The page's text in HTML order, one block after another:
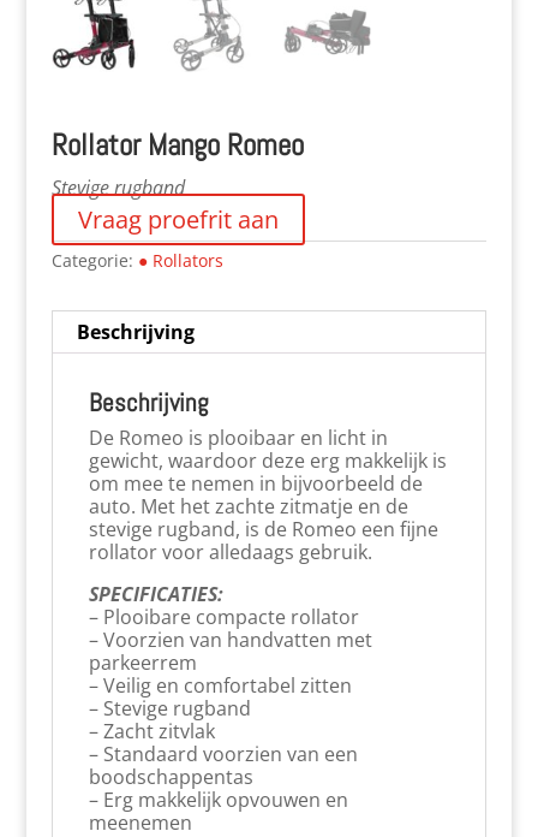
Rollator Mango Romeo
Stevige rugband
Vraag proefrit aan
Categorie: ● Rollators
Beschrijving
Beschrijving
De Romeo is plooibaar en licht in
gewicht, waardoor deze erg makkelijk is
om mee te nemen in bijvoorbeeld de
auto. Met het zachte zitmatje en de
stevige rugband, is de Romeo een fijne
rollator voor alledaags gebruik.
SPECIFICATIES:
– Plooibare compacte rollator
– Voorzien van handvatten met
parkeerrem
– Veilig en comfortabel zitten
– Stevige rugband
– Zacht zitvlak
– Standaard voorzien van een
boodschappentas
– Erg makkelijk opvouwen en
meenemen